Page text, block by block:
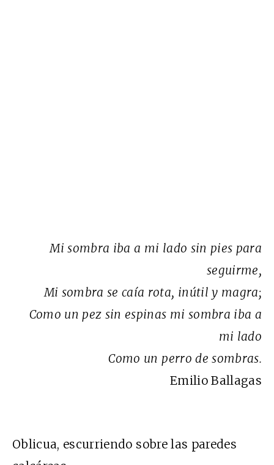
Mi sombra iba a mi lado sin pies para
seguirme,
Mi sombra se caía rota, inútil y magra;
Como un pez sin espinas mi sombra iba a
mi lado
Como un perro de sombras.
Emilio Ballagas
Oblicua, escurriendo sobre las paredes